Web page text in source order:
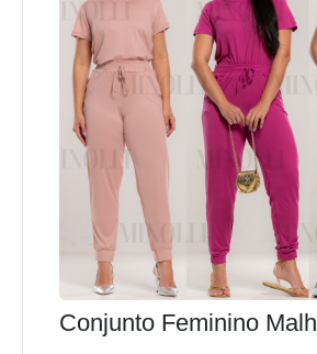
Conjunto Feminino